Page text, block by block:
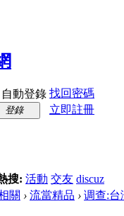
自動登錄 找回密碼
登錄
立即註冊
搜: 活動 交友 discuz
關 › 流當精品 › 调查:台